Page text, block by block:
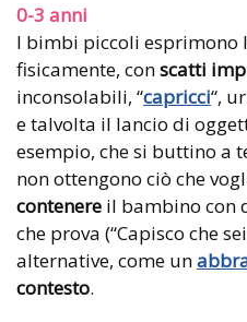
0-3 anni
I bimbi piccoli
fisicamente, conscatti
inconsolabili, “capricci“,
e talvolta il lancio di
esempio, che si buttino a
non ottengono ciò che
contenere il bambino con
che prova (“Capisco che
alternative, come un
contesto.